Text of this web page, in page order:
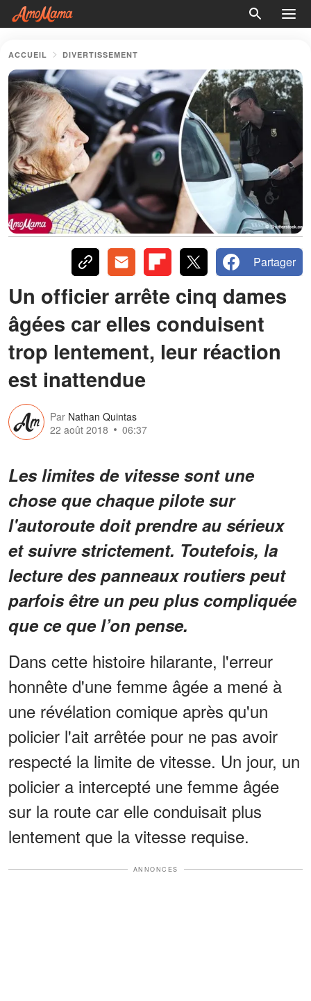
ACCUEIL DIVERTISSEMENT
Partager
Un officier arrête cinq dames
âgées car elles conduisent
trop lentement, leur réaction
est inattendue
Par Nathan Quintas
22 août 2018
06:37
Les limites de vitesse sont une
chose que chaque pilote sur
l'autoroute doit prendre au sérieux
et suivre strictement. Toutefois, la
lecture des panneaux routiers peut
parfois être un peu plus compliquée
que ce que l’on pense.
Dans cette histoire hilarante, l'erreur
honnête d'une femme âgée a mené à
une révélation comique après qu'un
policier l'ait arrêtée pour ne pas avoir
respecté la limite de vitesse. Un jour, un
policier a intercepté une femme âgée
sur la route car elle conduisait plus
lentement que la vitesse requise.
ANNONCES